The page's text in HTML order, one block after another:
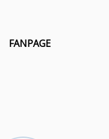
FANPAGE